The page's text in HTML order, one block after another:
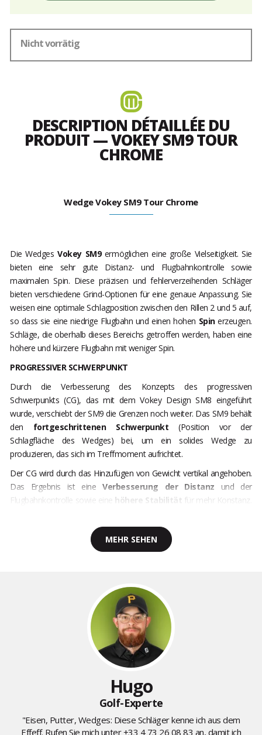
Nicht vorrätig
DESCRIPTION DÉTAILLÉE DU
PRODUIT — VOKEY SM9 TOUR
CHROME
Wedge Vokey SM9 Tour Chrome
Die WedgesVokey SM9ermöglichen eine große Vielseitigkeit. Sie
bieten eine sehr gute Distanz- und Flugbahnkontrolle sowie
maximalen Spin. Diese präzisen und fehlerverzeihenden Schläger
bieten verschiedene Grind-Optionen für eine genaue Anpassung. Sie
weisen eine optimale Schlagposition zwischen den Rillen 2 und 5 auf,
so dass sie eine niedrige Flugbahn und einen hohen Spinerzeugen.
Schläge, die oberhalb dieses Bereichs getroffen werden, haben eine
höhere und kürzere Flugbahn mit weniger Spin.
PROGRESSIVER SCHWERPUNKT
Durch die Verbesserung des Konzepts des progressiven
Schwerpunkts (CG), das mit dem Vokey Design SM8 eingeführt
wurde, verschiebt der SM9 die Grenzen noch weiter. Das SM9 behält
den fortgeschrittenen Schwerpunkt (Position vor der
Schlagfläche des Wedges) bei, um ein solides Wedge zu
produzieren, das sich im Treffmoment aufrichtet.
Der CG wird durch das Hinzufügen von Gewicht vertikal angehoben.
Das Ergebnis ist eineVerbesserung der Distanz und der
Flugbahnkontrolle sowie eine höhere Stabilität für mehr Konstanz.
MEHR SEHEN
Hugo
Golf-Experte
"Eisen, Putter, Wedges: Diese Schläger kenne ich aus dem
Effeff. Rufen Sie mich unter+33 4 73 26 08 83 an, damit ich